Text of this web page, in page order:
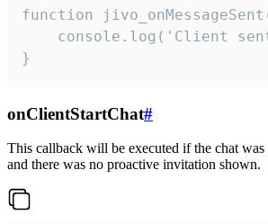
function
console.log('Client
}
onClientStartChat#
This callback will be executed if the chat
and there was no proactive invitation shown.